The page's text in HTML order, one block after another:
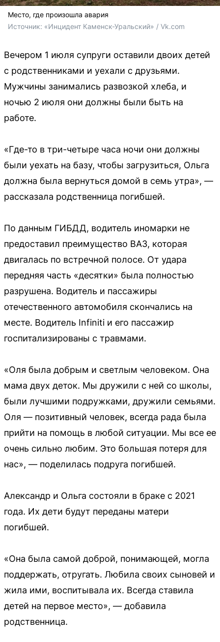
Место, где произошла авария
Источник: «Инцидент Каменск-Уральский» / Vk.com
Вечером 1 июля супруги оставили двоих детей
с родственниками и уехали с друзьями.
Мужчины занимались развозкой хлеба, и
ночью 2 июля они должны были быть на
работе.
«Где-то в три-четыре часа ночи они должны
были уехать на базу, чтобы загрузиться, Ольга
должна была вернуться домой в семь утра», —
рассказала родственница погибшей.
По данным ГИБДД, водитель иномарки не
предоставил преимущество ВАЗ, которая
двигалась по встречной полосе. От удара
передняя часть «десятки» была полностью
разрушена. Водитель и пассажиры
отечественного автомобиля скончались на
месте. Водитель Infiniti и его пассажир
госпитализированы с травмами.
«Оля была добрым и светлым человеком. Она
мама двух деток. Мы дружили с ней со школы,
были лучшими подружками, дружили семьями.
Оля — позитивный человек, всегда рада была
прийти на помощь в любой ситуации. Мы все ее
очень сильно любим. Это большая потеря для
нас», — поделилась подруга погибшей.
Александр и Ольга состояли в браке с 2021
года. Их дети будут переданы матери
погибшей.
«Она была самой доброй, понимающей, могла
поддержать, отругать. Любила своих сыновей и
жила ими, воспитывала их. Всегда ставила
детей на первое место», — добавила
родственница.